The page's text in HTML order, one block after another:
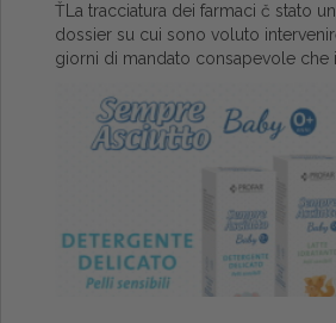
ŤLa tracciatura dei farmaci č stato
dossier su cui sono voluto
giorni di mandato consapevole che